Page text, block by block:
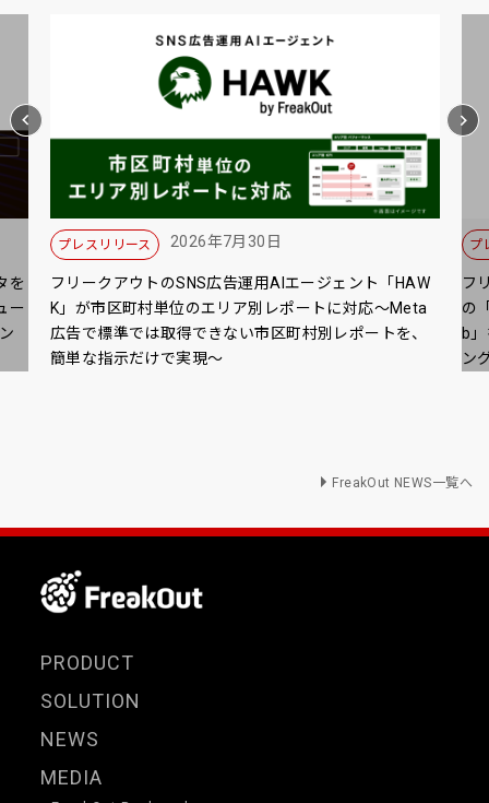
を
ー
プレスリリース 2026年7月30日
フリークアウトのSNS広告運用AIエージェント「HAW
K」が市区町村単位のエリア別レポートに対応～Meta
広告で標準では取得できない市区町村別レポートを、
簡単な指示だけで実現～
プ
フ
の
b
ン
FreakOut NEWS一覧へ
PRODUCT
SOLUTION
NEWS
MEDIA